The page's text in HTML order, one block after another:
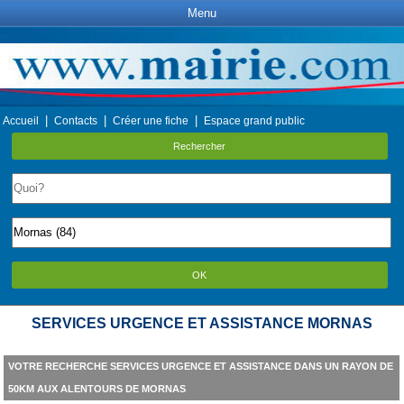
Menu
Accueil Contacts Créer une fiche Espace grand public
Rechercher
OK
SERVICES URGENCE ET ASSISTANCE MORNAS
VOTRE RECHERCHE SERVICES URGENCE ET ASSISTANCE DANS UN RAYON DE
50KM AUX ALENTOURS DE MORNAS